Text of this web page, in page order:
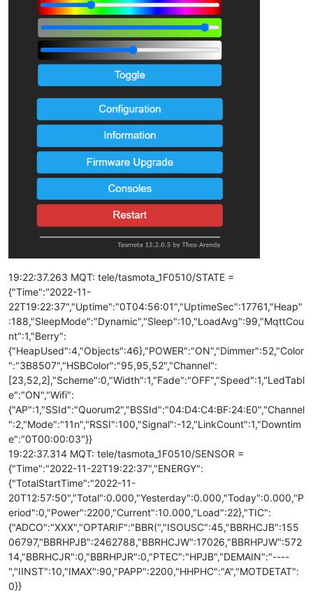
19:22:37.263 MQT: tele/tasmota_1F0510/STATE =
{"Time":"2022-11-
22T19:22:37","Uptime":"0T04:56:01","UptimeSec":17761,"Heap"
:188,"SleepMode":"Dynamic","Sleep":10,"LoadAvg":99,"MqttCou
nt":1,"Berry":
{"HeapUsed":4,"Objects":46},"POWER":"ON","Dimmer":52,"Color
":"3B8507","HSBColor":"95,95,52","Channel":
[23,52,2],"Scheme":0,"Width":1,"Fade":"OFF","Speed":1,"LedTabl
e":"ON","Wifi":
{"AP":1,"SSId":"Quorum2","BSSId":"04:D4:C4:BF:24:E0","Channel
":2,"Mode":"11n","RSSI":100,"Signal":-12,"LinkCount":1,"Downtim
e":"0T00:00:03"}}
19:22:37.314 MQT: tele/tasmota_1F0510/SENSOR =
{"Time":"2022-11-22T19:22:37","ENERGY":
{"TotalStartTime":"2022-11-
20T12:57:50","Total":0.000,"Yesterday":0.000,"Today":0.000,"P
eriod":0,"Power":2200,"Current":10.000,"Load":22},"TIC":
{"ADCO":"XXX","OPTARIF":"BBR(","ISOUSC":45,"BBRHCJB":155
06797,"BBRHPJB":2462788,"BBRHCJW":17026,"BBRHPJW":572
14,"BBRHCJR":0,"BBRHPJR":0,"PTEC":"HPJB","DEMAIN":"----
","IINST":10,"IMAX":90,"PAPP":2200,"HHPHC":"A","MOTDETAT":
0}}